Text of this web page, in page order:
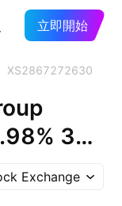
立即開始
XS2867272630
30-
Exchange